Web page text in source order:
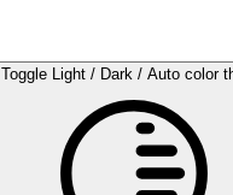
Toggle Light / Dark / Auto color